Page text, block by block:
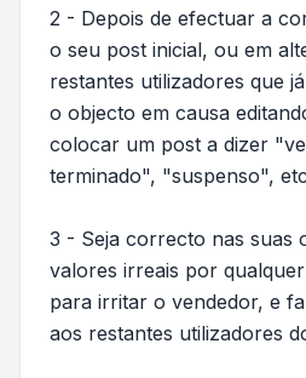
2 - Depois de efectuar a
o seu post inicial, ou em
restantes utilizadores que
o objecto em causa
colocar um post a dizer
terminado", "suspenso",
3 - Seja correcto nas suas
valores irreais por
para irritar o vendedor, e
aos restantes utilizadores